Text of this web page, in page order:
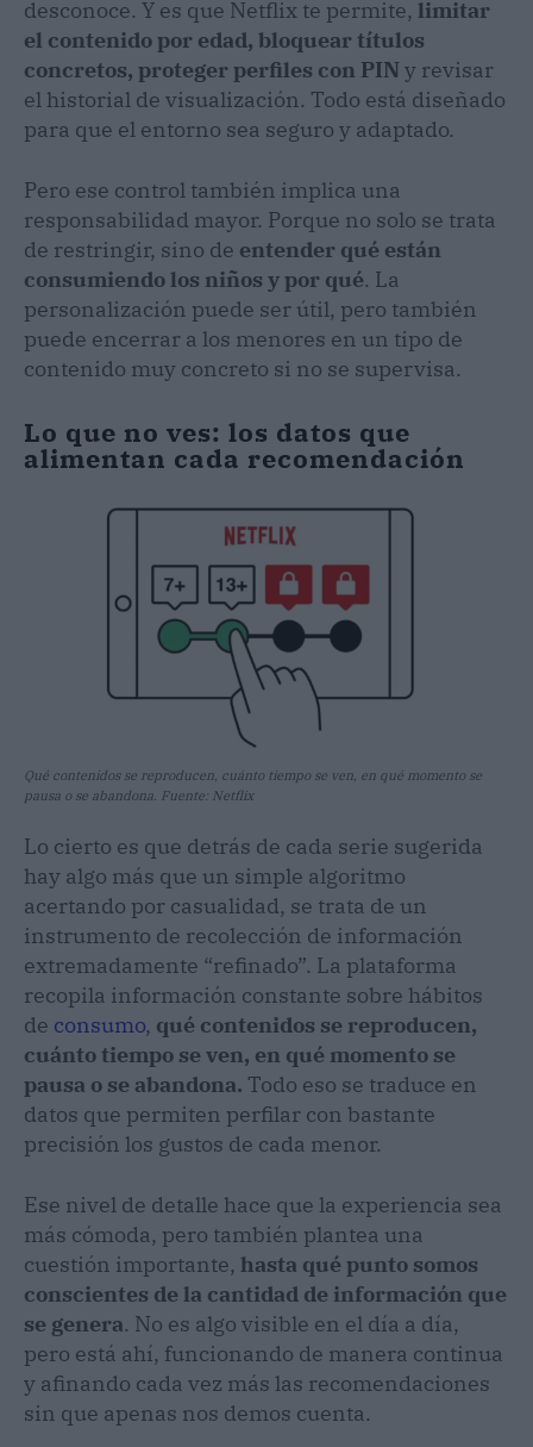
desconoce. Y es que Netflix te permite, limitar
el contenido por edad, bloquear títulos
concretos, proteger perfiles con PINy revisar
el historial de visualización. Todo está diseñado
para que el entorno sea seguro y adaptado.
Pero ese control también implica una
responsabilidad mayor. Porque no solo se trata
de restringir, sino de entender qué están
consumiendo los niños y por qué. La
personalización puede ser útil, pero también
puede encerrar a los menores en un tipo de
contenido muy concreto si no se supervisa.
Lo que no ves: los datos que
alimentan cada recomendación
Qué contenidos se reproducen, cuánto tiempo se ven, en qué momento se
pausa o se abandona. Fuente: Netflix
Lo cierto es que detrás de cada serie sugerida
hay algo más que un simple algoritmo
acertando por casualidad, se trata de un
instrumento de recolección de información
extremadamente “refinado”. La plataforma
recopila información constante sobre hábitos
de consumo, qué contenidos se reproducen,
cuánto tiempo se ven, en qué momento se
pausa o se abandona. Todo eso se traduce en
datos que permiten perfilar con bastante
precisión los gustos de cada menor.
Ese nivel de detalle hace que la experiencia sea
más cómoda, pero también plantea una
cuestión importante, hasta qué punto somos
conscientes de la cantidad de información que
se genera. No es algo visible en el día a día,
pero está ahí, funcionando de manera continua
y afinando cada vez más las recomendaciones
sin que apenas nos demos cuenta.